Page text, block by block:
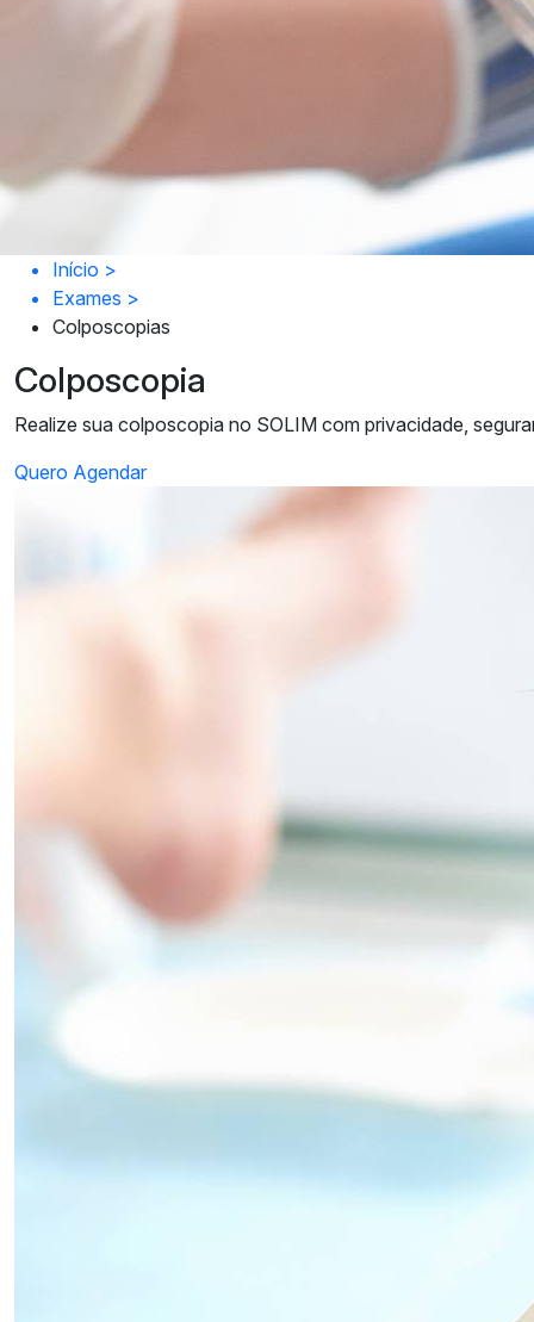
Início >
Exames >
Colposcopias
Colposcopia
Realize sua colposcopia no SOLIM com privacidade,
Quero Agendar